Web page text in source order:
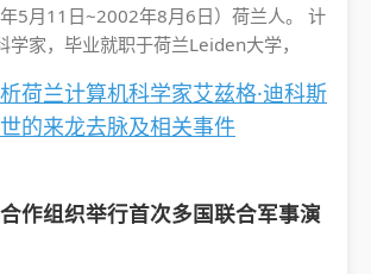
5月11日~2002年8月6日）荷兰人。 计
学家，毕业就职于荷兰Leiden大学，
荷兰计算机科学家艾兹格·迪科斯
的来龙去脉及相关事件
作组织举行首次多国联合军事演